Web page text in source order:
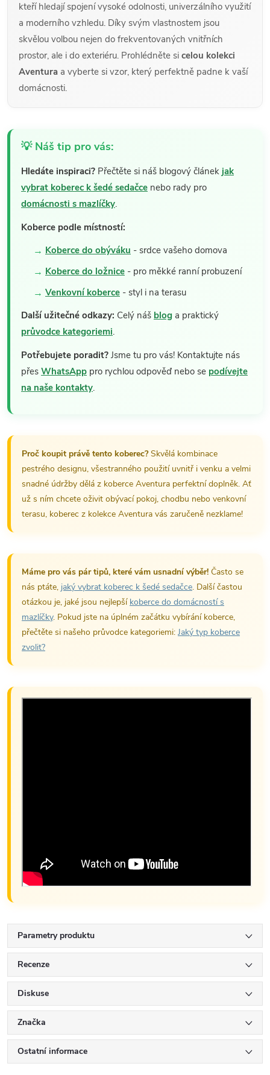
kteří hledají spojení vysoké odolnosti, univerzálního využití
a moderního vzhledu. Díky svým vlastnostem jsou
skvělou volbou nejen do frekventovaných vnitřních
prostor, ale i do exteriéru. Prohlédněte si celou kolekci
Aventura a vyberte si vzor, který perfektně padne k vaší
domácnosti.
💡 Náš tip pro vás:
Hledáte inspiraci? Přečtěte si náš blogový článek jak
vybrat koberec k šedé sedačce nebo rady pro
domácnosti s mazlíčky.
Koberce podle místností:
Koberce do obýváku - srdce vašeho domova
Koberce do ložnice - pro měkké ranní probuzení
Venkovní koberce - styl i na terasu
Další užitečné odkazy: Celý náš blog a praktický
průvodce kategoriemi.
Potřebujete poradit? Jsme tu pro vás! Kontaktujte nás
přes WhatsApp pro rychlou odpověď nebo se podívejte
na naše kontakty.
Proč koupit právě tento koberec?Skvělá kombinace
pestrého designu, všestranného použití uvnitř i venku a velmi
snadné údržby dělá z koberce Aventura perfektní doplněk. Ať
už s ním chcete oživit obývací pokoj, chodbu nebo venkovní
terasu, koberec z kolekce Aventura vás zaručeně nezklame!
Máme pro vás pár tipů, které vám usnadní výběr! Často se
nás ptáte, jaký vybrat koberec k šedé sedačce. Další častou
otázkou je, jaké jsou nejlepší koberce do domácností s
mazlíčky. Pokud jste na úplném začátku vybírání koberce,
přečtěte si našeho průvodce kategoriemi: Jaký typ koberce
zvolit?
Parametry produktu
Recenze
Diskuse
Značka
Ostatní informace